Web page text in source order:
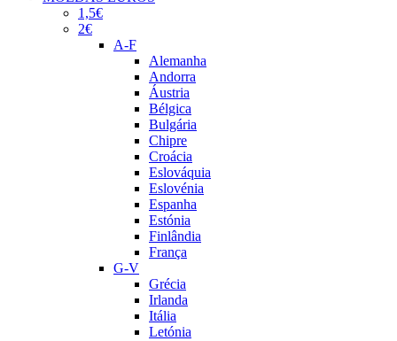
1,5€
2€
A-F
Alemanha
Andorra
Áustria
Bélgica
Bulgária
Chipre
Croácia
Eslováquia
Eslovénia
Espanha
Estónia
Finlândia
França
G-V
Grécia
Irlanda
Itália
Letónia